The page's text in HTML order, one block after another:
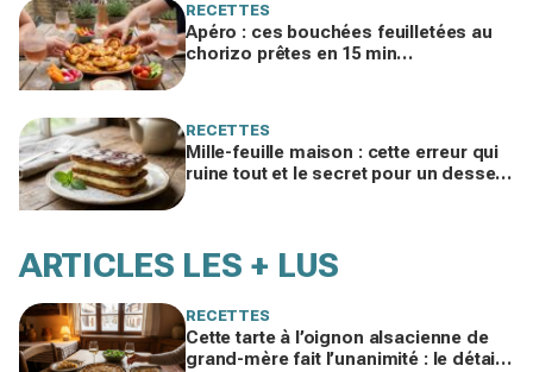
RECETTES
Apéro : ces bouchées feuilletées au
chorizo prêtes en 15 min
RECETTES
Mille-feuille maison : cette erreur qui
ruine tout et le secret pour un dessert
ARTICLES LES + LUS
RECETTES
Cette tarte à l’oignon alsacienne de
grand-mère fait l’unanimité : le détail